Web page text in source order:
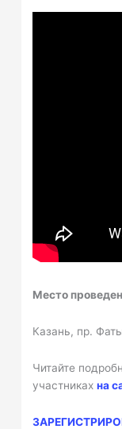
Место
Казань, пр.
Читайте
участникахна